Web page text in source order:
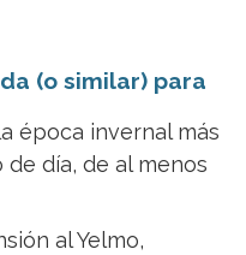
(o similar) para
época invernal más
día, de al menos
al Yelmo,